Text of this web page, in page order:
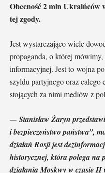
Obecność 2 mln Ukraińców
tej zgody.
Jest wystarczająco wiele
propaganda, o której
informacyjnej. Jest to wojna
szyldu partyjnego oraz
stojących za nimi mediów z
—Stanisław Żaryn
i bezpieczeństwo państwa”,
działań Rosji jest
historycznej, która polega na
działania Moskwy w czasie